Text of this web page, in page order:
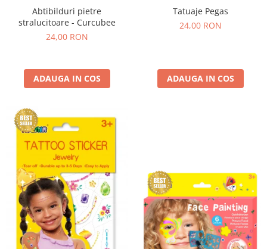
Abtibilduri pietre
stralucitoare - Curcubee
24,00 RON
ADAUGA IN COS
Tatuaje Pegas
24,00 RON
ADAUGA IN COS